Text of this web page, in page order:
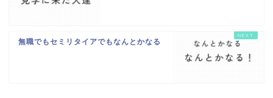
無職でもセミリタイアでもなんとかなる